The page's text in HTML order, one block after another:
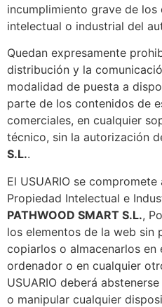
incumplimiento grave de
intelectual o industrial del
Quedan expresamente
distribución y la
modalidad de puesta a
parte de los contenidos de
comerciales, en cualquier
técnico, sin la autorización
S.L..
El USUARIO se
Propiedad Intelectual e
PATHWOOD SMART S.L.,
los elementos de la web sin
copiarlos o almacenarlos en
ordenador o en cualquier
USUARIO deberá
o manipular cualquier